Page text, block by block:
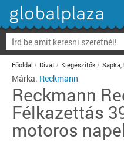
Főoldal Divat Kiegészítők Sapka,
Márka: Reckmann
Reckmann
Félkazettás
motoros